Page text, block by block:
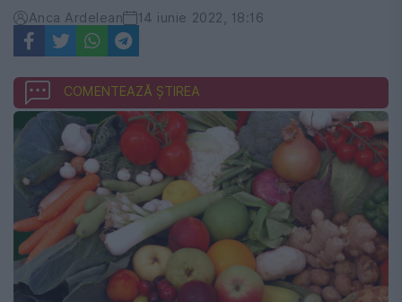
Anca Ardelean 14 iunie 2022, 18:16
COMENTEAZĂ ȘTIREA